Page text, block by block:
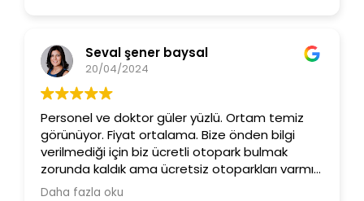
Seval şener baysal
20/04/2024
Personel ve doktor güler yüzlü. Ortam temiz
görünüyor. Fiyat ortalama. Bize önden bilgi
verilmediği için biz ücretli otopark bulmak
zorunda kaldık ama ücretsiz otoparkları varmış.
Şifaen izah ettiğim bilgi mesajındaki anlatım
Daha fazla oku